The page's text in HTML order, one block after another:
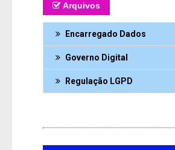
Arquivos
Encarregado Dados
Governo Digital
Regulação LGPD